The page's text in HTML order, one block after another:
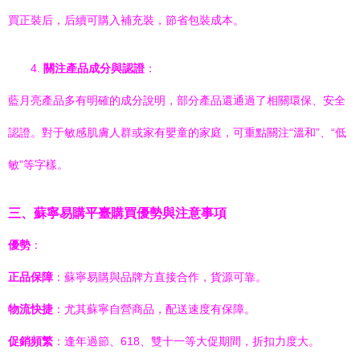
買正裝后，后續可購入補充裝，節省包裝成本。
4. 關注產品成分與認證：
藍月亮產品多有明確的成分說明，部分產品還通過了相關環保、安全
認證。對于敏感肌膚人群或家有嬰童的家庭，可重點關注“溫和”、“低
敏”等字樣。
三、蘇寧易購平臺購買優勢與注意事項
優勢 ：
正品保障 ：蘇寧易購與品牌方直接合作，貨源可靠。
物流快捷 ：尤其蘇寧自營商品，配送速度有保障。
促銷頻繁 ：逢年過節、618、雙十一等大促期間，折扣力度大。